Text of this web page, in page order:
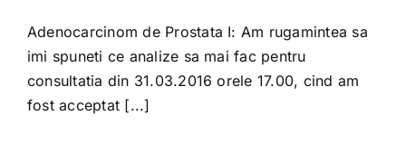
Adenocarcinom de Prostata I: Am rugamintea sa
imi spuneti ce analize sa mai fac pentru
consultatia din 31.03.2016 orele 17.00, cind am
fost acceptat [...]